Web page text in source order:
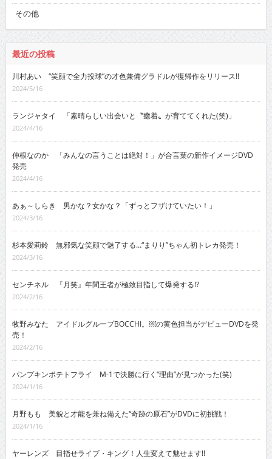
その他
最近の投稿
川村あい “笑顔で全力投球”の才色兼備グラドルが復帰作をリリース!!
2024/5/16
ランジャタイ 「素晴らしい出会いと〝癒着〟が育ててくれた(笑)」
2024/4/16
仲根なのか 「みんなの言うことは絶対！」が合言葉の新作イメージDVD
発売
2024/4/16
あぁ～しらき 男かな？女かな？「ずっとフザけていたい！」
2024/3/16
杉本愛莉鈴 無邪気な笑顔で魅了する…“まりり”ちゃん初トレカ発売！
2024/3/16
センチネル 『月笑』年間王者が極致目指して爆発する!?
2024/2/16
牧野みなた アイドルグループBOCCHI。￼の黄色担当がデビューDVDを発
売！
2024/2/16
パンプキンポテトフライ M-1で決勝に行く“理由”が見つかった(笑)
2024/1/16
月野もも 美貌と才能を兼ね備えた“奇跡の原石”がDVDに初挑戦！
2024/1/16
ヤーレンズ 目指せライブ・キング！人生変えて魅せます!!